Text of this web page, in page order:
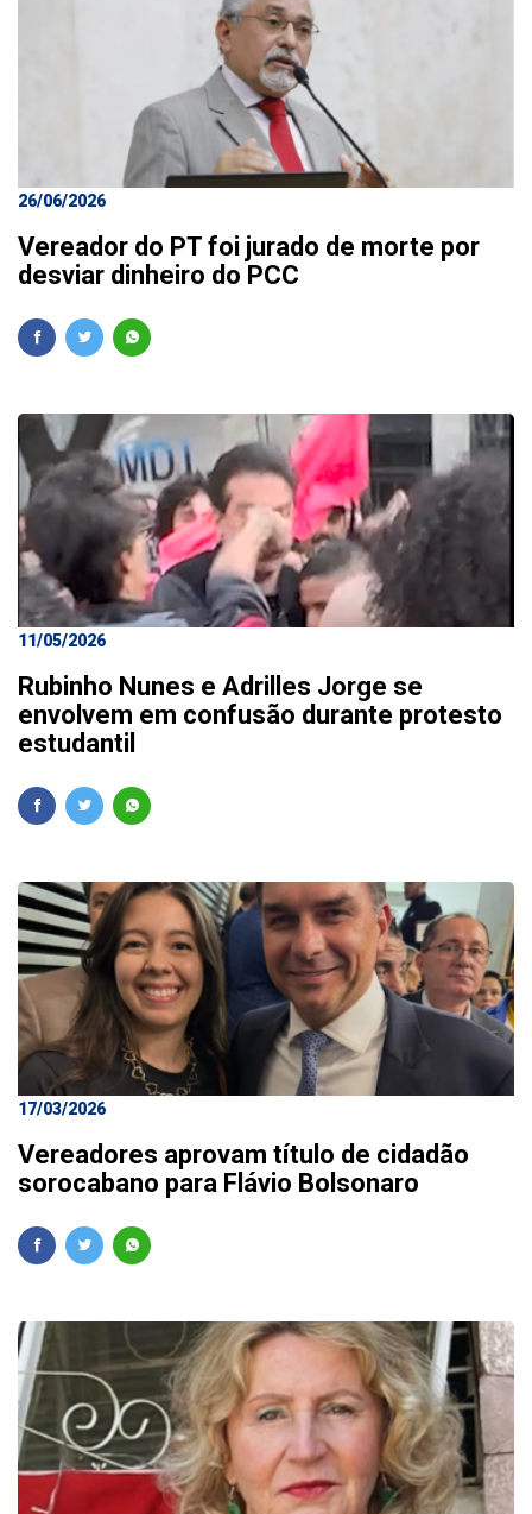
26/06/2026
Vereador do PT foi jurado de morte por
desviar dinheiro do PCC
11/05/2026
Rubinho Nunes e Adrilles Jorge se
envolvem em confusão durante protesto
estudantil
17/03/2026
Vereadores aprovam título de cidadão
sorocabano para Flávio Bolsonaro